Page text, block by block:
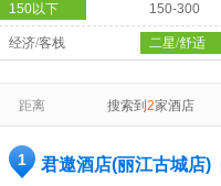
150以下 150-300
经济/客栈 二星/舒适
距离 搜索到 2家酒店
1 君遨酒店(丽江古城店)